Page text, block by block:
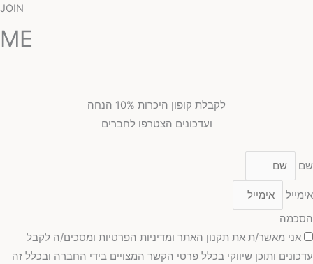
JOIN
ME
לקבלת קופון היכרות 10% הנחה
ועדכונים הצטרפו לחברים
שם
אימייל
הסכמה
אני מאשר/ת את תקנון האתר ומדיניות הפרטיות ומסכים/ה לקבל
עדכונים ותוכן שיווקי בכלל פרטי הקשר המצויים בידי החברה ובכלל זה